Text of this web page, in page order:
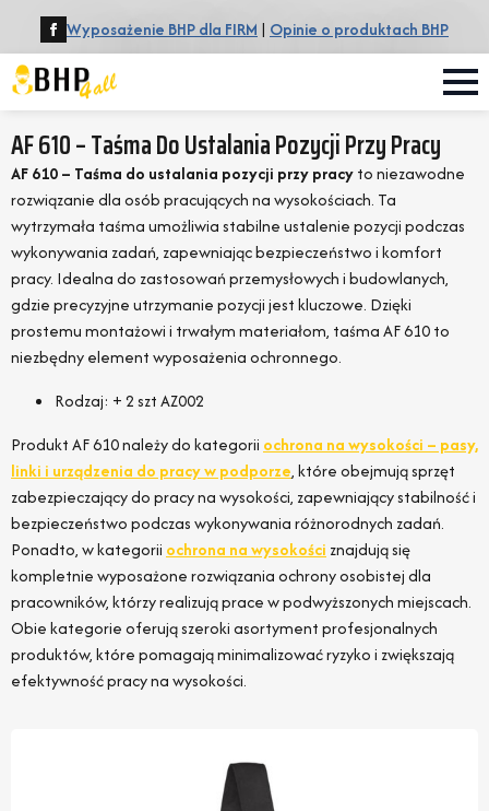
Wyposażenie BHP dla FIRM | Opinie o produktach BHP
AF 610 – Taśma Do Ustalania Pozycji Przy Pracy
AF 610 – Taśma do ustalania pozycji przy pracyto niezawodne
rozwiązanie dla osób pracujących na wysokościach. Ta
wytrzymała taśma umożliwia stabilne ustalenie pozycji podczas
wykonywania zadań, zapewniając bezpieczeństwo i komfort
pracy. Idealna do zastosowań przemysłowych i budowlanych,
gdzie precyzyjne utrzymanie pozycji jest kluczowe. Dzięki
prostemu montażowi i trwałym materiałom, taśma AF 610 to
niezbędny element wyposażenia ochronnego.
Rodzaj: + 2 szt AZ002
Produkt AF 610 należy do kategorii ochrona na wysokości – pasy,
linki i urządzenia do pracy w podporze, które obejmują sprzęt
zabezpieczający do pracy na wysokości, zapewniający stabilność i
bezpieczeństwo podczas wykonywania różnorodnych zadań.
Ponadto, w kategorii ochrona na wysokości znajdują się
kompletnie wyposażone rozwiązania ochrony osobistej dla
pracowników, którzy realizują prace w podwyższonych miejscach.
Obie kategorie oferują szeroki asortyment profesjonalnych
produktów, które pomagają minimalizować ryzyko i zwiększają
efektywność pracy na wysokości.